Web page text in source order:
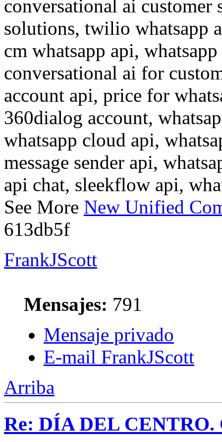
conversational ai customer
solutions, twilio whatsapp
cm whatsapp api,
conversational ai for
account api, price for
360dialog account,
whatsapp cloud api,
message sender api,
api chat, sleekflow api,
See More New Unified
613db5f
FrankJScott
Mensajes: 791
Mensaje privado
E-mail FrankJScott
Arriba
Re: DÍA DEL CENTRO.